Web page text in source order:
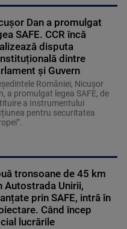
Dan a promulgat
SAFE. CCR încă
disputa
dintre
și Guvern
României, Nicușor
a promulgat legea SAFE, de
a Instrumentului
pentru securitatea
tronsoane de 45 km
Autostrada Unirii,
prin SAFE, intră în
Când încep
lucrările